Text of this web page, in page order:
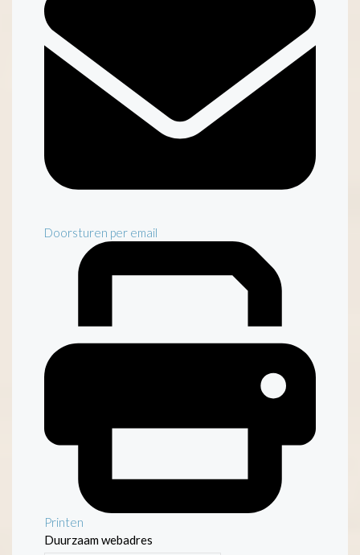
Doorsturen per email
Printen
Duurzaam webadres